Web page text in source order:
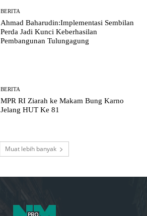
BERITA
Ahmad Baharudin:Implementasi Sembilan
Perda Jadi Kunci Keberhasilan
Pembangunan Tulungagung
BERITA
MPR RI Ziarah ke Makam Bung Karno
Jelang HUT Ke 81
Muat lebih banyak